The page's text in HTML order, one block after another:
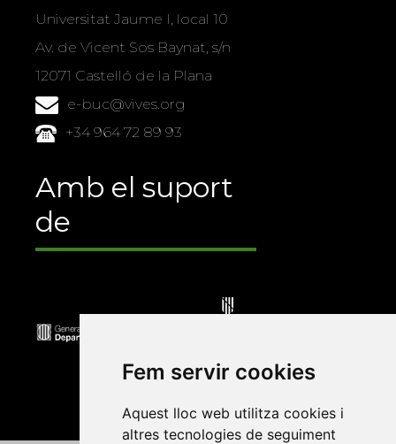
Fem servir cookies
Aquest lloc web utilitza cookies i
altres tecnologies de seguiment
Universitat Jaume I, local 10
Av. de Vicent Sos Baynat, s/n
12071 Castelló de la Plana
e-buc@vives.org
+34 964 72 89 93
Amb el suport
de